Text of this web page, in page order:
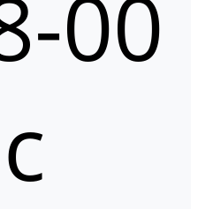
00